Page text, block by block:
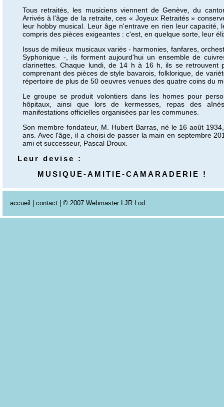
Tous retraités, les musiciens viennent de Genève, du
Arrivés à l'âge de la retraite, ces « Joyeux Retraités »
leur hobby musical. Leur âge n'entrave en rien leur capacité,
compris des pièces exigeantes : c'est, en quelque sorte, leur
Issus de milieux musicaux variés - harmonies, fanfares,
Syphonique -, ils forment aujourd'hui un ensemble de
clarinettes. Chaque lundi, de 14 h à 16 h, ils se retrouvent
comprenant des pièces de style bavarois, folklorique, de
répertoire de plus de 50 oeuvres venues des quatre coins du
Le groupe se produit volontiers dans les homes pour
hôpitaux, ainsi que lors de kermesses, repas des
manifestations officielles organisées par les communes.
Son membre fondateur, M. Hubert Barras, né le 16 août
ans. Avec l'âge, il a choisi de passer la main en septembre
ami et successeur, Pascal Droux.
Leur devise :
MUSIQUE-AMITIE-CAMARADERIE !
accueil contact | © 2007 Webmaster LJR Lod